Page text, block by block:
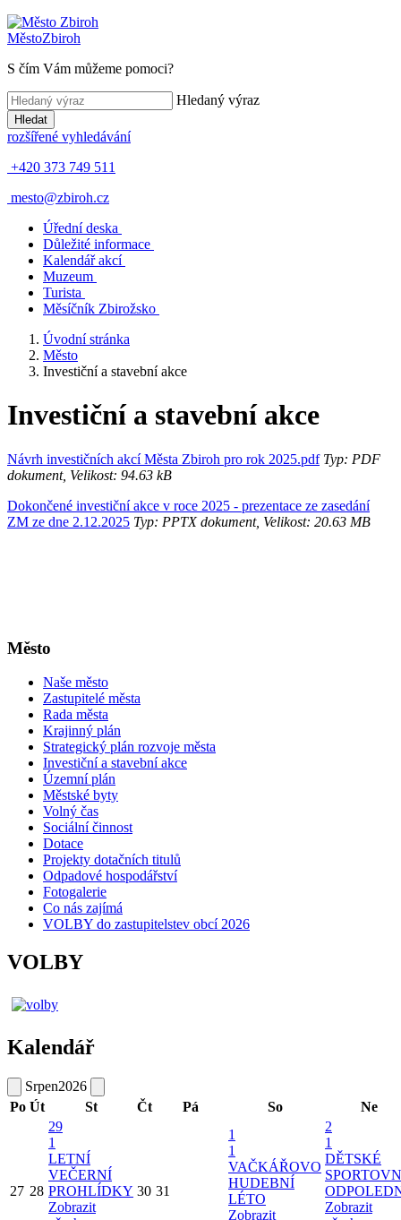
MěstoZbiroh
S čím Vám můžeme pomoci?
Hledaný výraz
Hledat
rozšířené vyhledávání
+420 373 749 511
mesto@zbiroh.cz
Úřední deska
Důležité informace
Kalendář akcí
Muzeum
Turista
Měsíčník Zbirožsko
Úvodní stránka
Město
Investiční a stavební akce
Investiční a stavební akce
Návrh investičních akcí Města Zbiroh pro rok 2025.pdfTyp: PDF
dokument, Velikost: 94.63 kB
Dokončené investiční akce v roce 2025 - prezentace ze zasedání
ZM ze dne 2.12.2025 Typ: PPTX dokument, Velikost: 20.63 MB
Město
Naše město
Zastupitelé města
Rada města
Krajinný plán
Strategický plán rozvoje města
Investiční a stavební akce
Územní plán
Městské byty
Volný čas
Sociální činnost
Dotace
Projekty dotačních titulů
Odpadové hospodářství
Fotogalerie
Co nás zajímá
VOLBY do zastupitelstev obcí 2026
VOLBY
Kalendář
Srpen2026
Po Út St Čt Pá So Ne
27 28
29
1
LETNÍ
VEČERNÍ
PROHLÍDKY
Zobrazit
30 31
1
1
VAČKÁŘOVO
HUDEBNÍ
LÉTO
Zobrazit
2
1
DĚTSKÉ
Zobrazit